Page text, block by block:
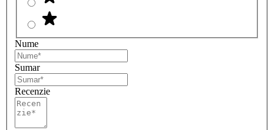
Nume
Sumar
Recenzie